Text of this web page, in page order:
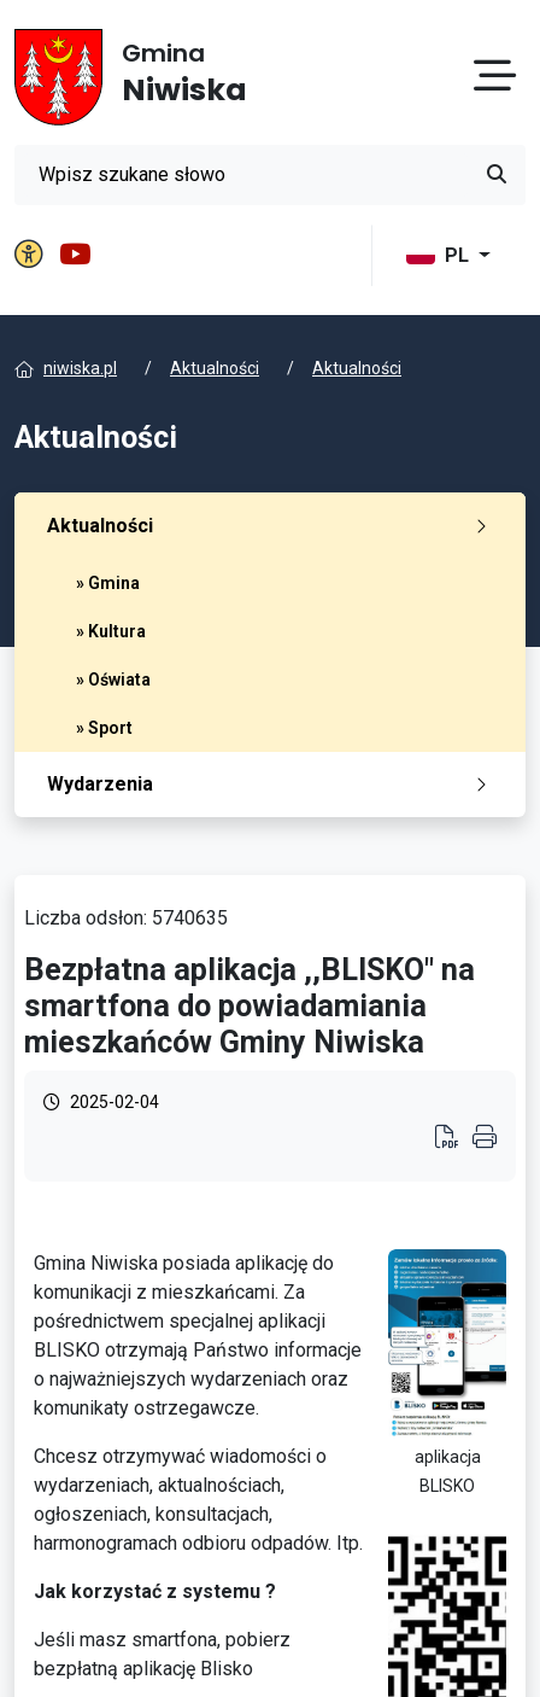
Gmina
Niwiska
PL
Panel ustawień witryny
Gmina Niwiska na YouTube
Wyszukiwarka
niwiska.pl Aktualności Aktualności
Aktualności
Aktualności
» Gmina
» Kultura
» Oświata
» Sport
Wydarzenia
Liczba odsłon: 5740635
Bezpłatna aplikacja ,,BLISKO" na
smartfona do powiadamiania
mieszkańców Gminy Niwiska
2025-02-04
aplikacja
BLISKO
Gmina Niwiska posiada aplikację do
komunikacji z mieszkańcami. Za
pośrednictwem specjalnej aplikacji
BLISKO otrzymają Państwo informacje
o najważniejszych wydarzeniach oraz
komunikaty ostrzegawcze.
Chcesz otrzymywać wiadomości o
wydarzeniach, aktualnościach,
ogłoszeniach, konsultacjach,
harmonogramach odbioru odpadów. Itp.
Jak korzystać z systemu ?
Jeśli masz smartfona, pobierz
bezpłatną aplikację Blisko